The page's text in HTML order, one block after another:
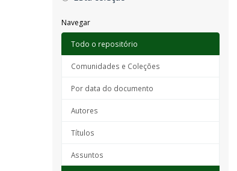
Navegar
Todo o repositório
Comunidades e Coleções
Por data do documento
Autores
Títulos
Assuntos